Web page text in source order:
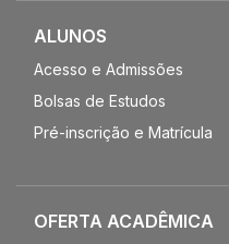
ALUNOS
Acesso e Admissões
Bolsas de Estudos
Pré-inscrição e Matrícula
OFERTA ACADÊMICA